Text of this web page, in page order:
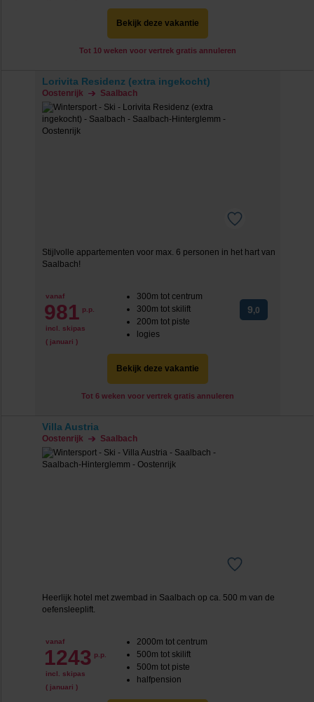
Bekijk deze vakantie
Tot 10 weken voor vertrek gratis annuleren
Lorivita Residenz (extra ingekocht)
Oostenrijk Saalbach
Stijlvolle appartementen voor max. 6 personen in het hart van
Saalbach!
vanaf
981 p.p.
incl. skipas
( januari )
300m tot centrum
300m tot skilift
200m tot piste
logies
9,0
Bekijk deze vakantie
Tot 6 weken voor vertrek gratis annuleren
Villa Austria
Oostenrijk Saalbach
Heerlijk hotel met zwembad in Saalbach op ca. 500 m van de
oefensleeplift.
vanaf
1243 p.p.
incl. skipas
( januari )
2000m tot centrum
500m tot skilift
500m tot piste
halfpension